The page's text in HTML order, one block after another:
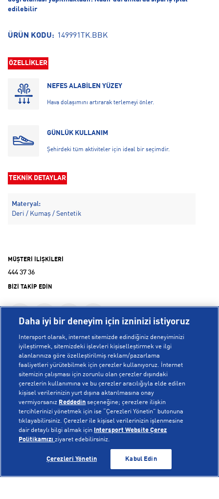
GELİNCE HABER VER
edilebilir
ÜRÜN KODU: 149991TK.BBK
ÖZELLİKLER
NEFES ALABİLEN YÜZEY
Hava dolaşımını artırarak terlemeyi önler.
GÜNLÜK KULLANIM
Şehirdeki tüm aktiviteler için ideal bir seçimdir.
TEKNİK DETAYLAR
Materyal:
Deri / Kumaş / Sentetik
GELİNCE HABER VER
MÜŞTERİ İLİŞKİLERİ
444 37 36
BİZİ TAKİP EDİN
KURUMSAL
Hakkımızda
Mağazalarımız
Bilgi Toplumu Hizmetleri
Gizlilik Politikası
İşlem Rehberi
Kampanyalar
YARDIM
Sipariş Takibi
İptal & İade
Sıkça Sorulan Sorular
Yetkili Servis Listesi
POPÜLER KOLEKSİYONLAR
Voleybol Milli Takım Formaları
New Balance 408
Daha iyi bir deneyim için izninizi istiyoruz
Intersport olarak, internet sitemizde edindiğiniz deneyiminizi
iyileştirmek, sitemizdeki işlevleri kişiselleştirmek ve ilgi
alanlarınıza göre özelleştirilmiş reklam/pazarlama
faaliyetleri yürütebilmek için çerezler kullanıyoruz. İnternet
sitemizin çalışması için zorunlu olan çerezler dışındaki
çerezlerin kullanımına ve bu çerezler aracılığıyla elde edilen
kişisel verilerinizin yurt dışına aktarılmasına onay
vermiyorsanız Reddedin seçeneğine; çerezlere ilişkin
tercihlerinizi yönetmek için ise “Çerezleri Yönetin” butonuna
tıklayabilirsiniz. Çerezler ile kişisel verilerinizin işlenmesine
dair detaylı bilgi almak için
Intersport Website Çerez
Politikamızıziyaret edebilirsiniz.
Çerezleri Yönetin Kabul Edin